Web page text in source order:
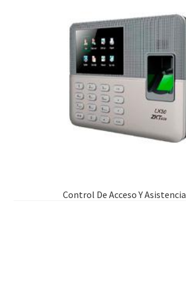
Control De Acceso Y Asistencia